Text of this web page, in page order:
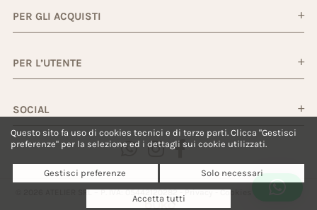
PER GLI ACQUISTI
PER L’UTENTE
SOCIAL
© 2026 ATELIER SRL – P. IVA: 05442120282 -Privacy-Cookies
Questo sito fa uso di cookies tecnici e di terze parti. Clicca "Gestisci
preferenze" per la selezione ed i dettagli sui cookie utilizzati.
Gestisci preferenze Solo necessari
Accetta tutti